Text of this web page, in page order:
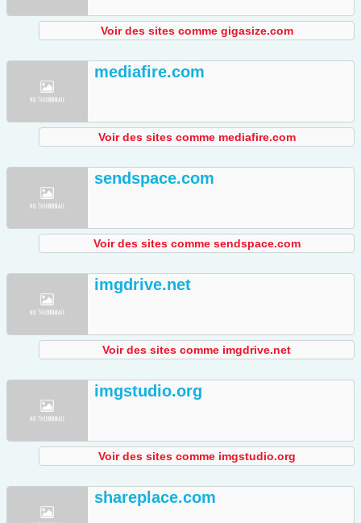
Voir des sites comme gigasize.com
mediafire.com
Voir des sites comme mediafire.com
sendspace.com
Voir des sites comme sendspace.com
imgdrive.net
Voir des sites comme imgdrive.net
imgstudio.org
Voir des sites comme imgstudio.org
shareplace.com